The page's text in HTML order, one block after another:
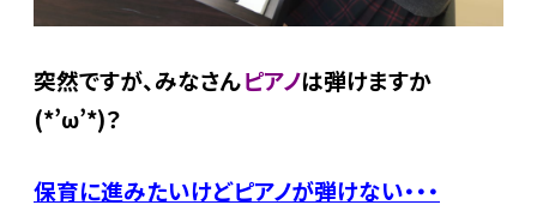
突然ですが、みなさんピアノは弾けますか
(*’ω’*)？
保育に進みたいけどピアノが弾けない・・・